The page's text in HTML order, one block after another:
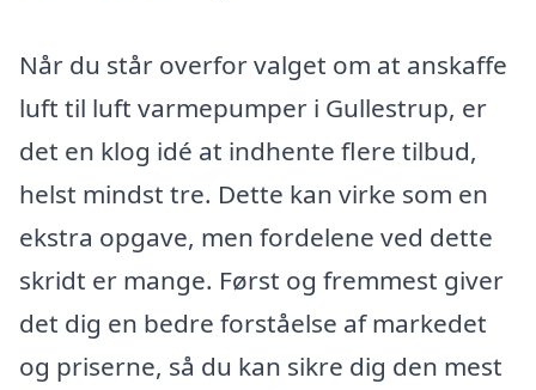
Når du står overfor valget om at anskaffe
luft til luft varmepumper i Gullestrup, er
det en klog idé at indhente flere tilbud,
helst mindst tre. Dette kan virke som en
ekstra opgave, men fordelene ved dette
skridt er mange. Først og fremmest giver
det dig en bedre forståelse af markedet
og priserne, så du kan sikre dig den mest